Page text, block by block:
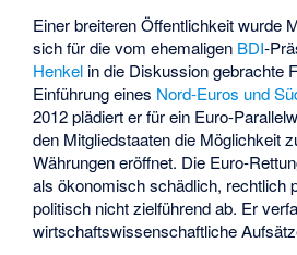
Einer breiteren Öffentlichkeit wurde
sich für die vom ehemaligen BDI-
Henkel in die Diskussion gebrachte
Einführung eines Nord-Euros und
2012 plädiert er für ein Euro-
den Mitgliedstaaten die Möglichkeit
Währungen eröffnet. Die Euro-
als ökonomisch schädlich, rechtlich
politisch nicht zielführend ab. Er
wirtschaftswissenschaftliche